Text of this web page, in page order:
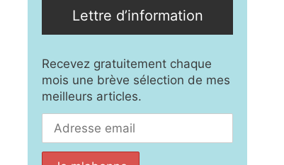
Lettre d’information
Recevez gratuitement chaque
mois une brève sélection de mes
meilleurs articles.